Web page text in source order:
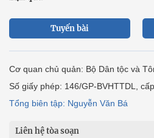
Tuyến bài
Cơ quan chủ quản: Bộ Dân tộc và
Số giấy phép: 146/GP-BVHTTDL,
Tổng biên tập: Nguyễn Văn Bá
Liên hệ tòa soạn